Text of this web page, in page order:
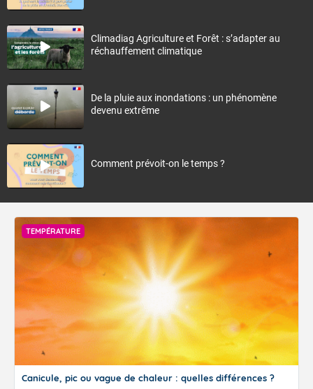
Climadiag Agriculture et Forêt : s’adapter au
réchauffement climatique
De la pluie aux inondations : un phénomène
devenu extrême
Comment prévoit-on le temps ?
TEMPÉRATURE
Canicule, pic ou vague de chaleur : quelles différences ?